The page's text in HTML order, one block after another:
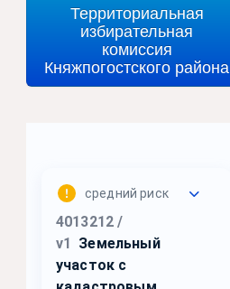
Территориальная
избирательная
комиссия
Княжпогостского района